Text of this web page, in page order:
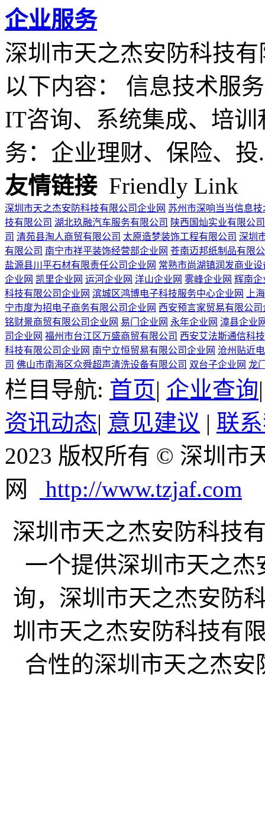
企业服务
深圳市天之杰安防科技
以下内容： 信息技术服
IT咨询、系统集成、培
务：企业理财、保险、投
友情链接Friendly Link
深圳市天之杰安防科技有限公司企业网 苏州市深响当当信息
技有限公司 湖北玖融汽车服务有限公司 陕西国灿实业有限公司
司 清苑县淘人商贸有限公司 太原造梦装饰工程有限公司 深圳
有限公司 南宁市祥平装饰经营部企业网 苍南迈邦纸制品有限
盐源县川平石材有限责任公司企业网 常熟市尚湖镇润发商业
企业网 凯里企业网 运河企业网 洋山企业网 雾峰企业网 辉南企
科技有限公司企业网 滨城区鸿博电子科技服务中心企业网
上
宁市度为招电子商务有限公司企业网 西安预言家贸易有限公司
铭财景商贸有限公司企业网 易门企业网 永年企业网 漳县企业
司企业网 福州市台江区万盛商贸有限公司 西安艾法斯通信科
科技有限公司企业网 南宁立恒贸易有限公司企业网 沧州贴近
司 佛山市南海区众舜超声清洗设备有限公司 双台子企业网 龙
栏目导航: 首页| 企业查询
资讯动态| 意见建议 | 联
2023 版权所有 © 深圳市
网
http://www.tzjaf.com
深圳市天之杰安防科技
一个提供深圳市天之
询，深圳市天之杰安防
圳市天之杰安防科技有
合性的深圳市天之杰